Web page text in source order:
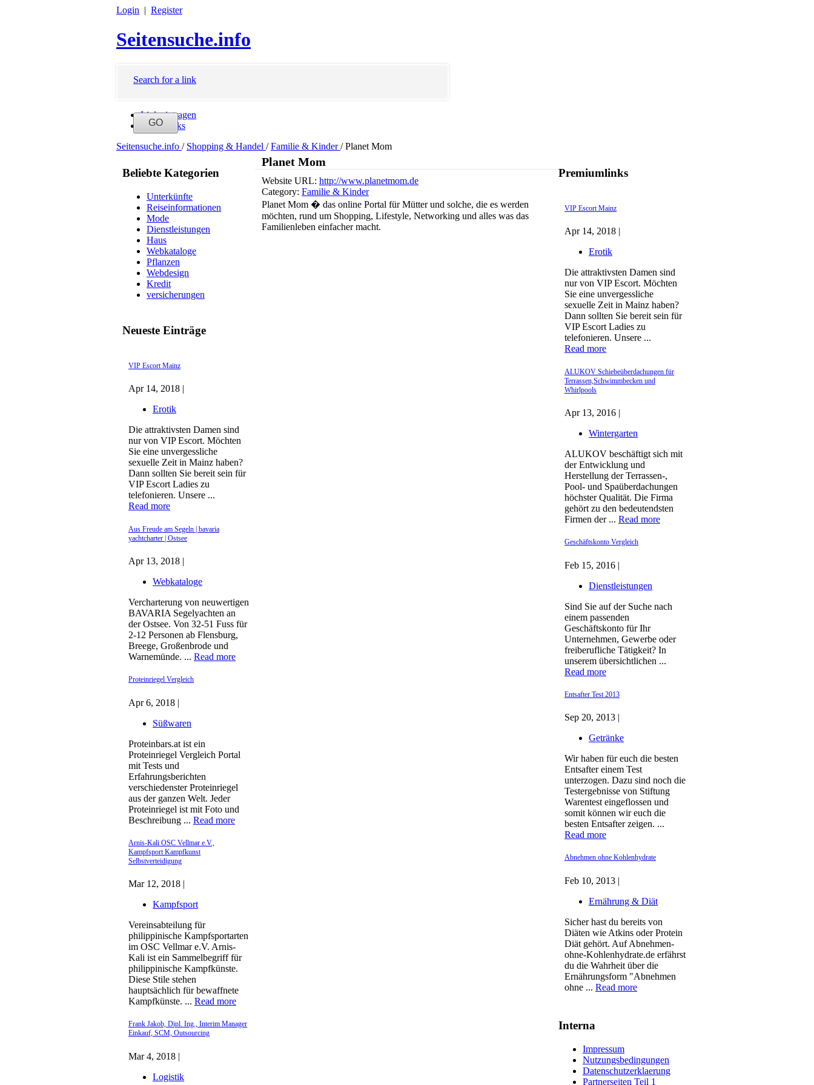
Login | Register
Seitensuche.info
Search for a link
Link eintragen
Neue Links
Seitensuche.info / Shopping & Handel / Familie & Kinder/ Planet Mom
Beliebte Kategorien
Unterkünfte
Reiseinformationen
Mode
Dienstleistungen
Haus
Webkataloge
Pflanzen
Webdesign
Kredit
versicherungen
Neueste Einträge
VIP Escort Mainz
Apr 14, 2018 |
Erotik
Die attraktivsten Damen sind
nur von VIP Escort. Möchten
Sie eine unvergessliche
sexuelle Zeit in Mainz haben?
Dann sollten Sie bereit sein für
VIP Escort Ladies zu
telefonieren. Unsere ...
Read more
Aus Freude am Segeln | bavaria
yachtcharter | Ostsee
Apr 13, 2018 |
Webkataloge
Vercharterung von neuwertigen
BAVARIA Segelyachten an
der Ostsee. Von 32-51 Fuss für
2-12 Personen ab Flensburg,
Breege, Großenbrode und
Warnemünde. ... Read more
Proteinriegel Vergleich
Apr 6, 2018 |
Süßwaren
Proteinbars.at ist ein
Proteinriegel Vergleich Portal
mit Tests und
Erfahrungsberichten
verschiedenster Proteinriegel
aus der ganzen Welt. Jeder
Proteinriegel ist mit Foto und
Beschreibung ... Read more
Arnis-Kali OSC Vellmar e.V.,
Kampfsport Kampfkunst
Selbstverteidigung
Mar 12, 2018 |
Kampfsport
Vereinsabteilung für
philippinische Kampfsportarten
im OSC Vellmar e.V. Arnis-
Kali ist ein Sammelbegriff für
philippinische Kampfkünste.
Diese Stile stehen
hauptsächlich für bewaffnete
Kampfkünste. ... Read more
Frank Jakob, Dipl. Ing., Interim Manager
Einkauf, SCM, Outsourcing
Mar 4, 2018 |
Logistik
Premiumlinks
VIP Escort Mainz
Apr 14, 2018 |
Erotik
Die attraktivsten Damen sind
nur von VIP Escort. Möchten
Sie eine unvergessliche
sexuelle Zeit in Mainz haben?
Dann sollten Sie bereit sein für
VIP Escort Ladies zu
telefonieren. Unsere ...
Read more
ALUKOV Schiebeüberdachungen für
Terrassen,Schwimmbecken und
Whirlpools
Apr 13, 2016 |
Wintergarten
ALUKOV beschäftigt sich mit
der Entwicklung und
Herstellung der Terrassen-,
Pool- und Spaüberdachungen
höchster Qualität. Die Firma
gehört zu den bedeutendsten
Firmen der ... Read more
Geschäftskonto Vergleich
Feb 15, 2016 |
Dienstleistungen
Sind Sie auf der Suche nach
einem passenden
Geschäftskonto für Ihr
Unternehmen, Gewerbe oder
freiberufliche Tätigkeit? In
unserem übersichtlichen ...
Read more
Entsafter Test 2013
Sep 20, 2013 |
Getränke
Wir haben für euch die besten
Entsafter einem Test
unterzogen. Dazu sind noch die
Testergebnisse von Stiftung
Warentest eingeflossen und
somit können wir euch die
besten Entsafter zeigen. ...
Read more
Abnehmen ohne Kohlenhydrate
Feb 10, 2013 |
Ernährung & Diät
Sicher hast du bereits von
Diäten wie Atkins oder Protein
Diät gehört. Auf Abnehmen-
ohne-Kohlenhydrate.de erfährst
du die Wahrheit über die
Ernährungsform "Abnehmen
ohne ... Read more
Interna
Impressum
Nutzungsbedingungen
Datenschutzerklaerung
Partnerseiten Teil 1
Planet Mom
Website URL: http://www.planetmom.de
Category: Familie & Kinder
Planet Mom � das online Portal für Mütter und solche, die es werden
möchten, rund um Shopping, Lifestyle, Networking und alles was das
Familienleben einfacher macht.